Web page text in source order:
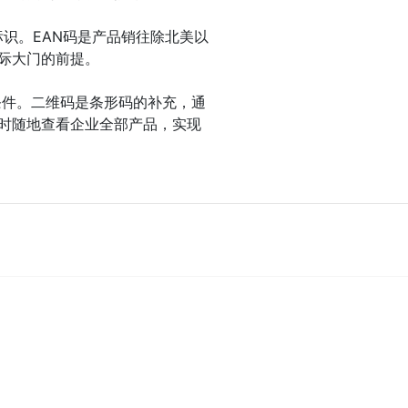
。EAN码是产品销往除北美以
大门的前提。
。二维码是条形码的补充，通
随地查看企业全部产品，实现